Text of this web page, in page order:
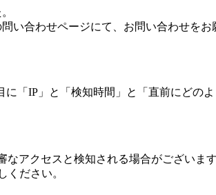
い合わせページにて、お問い合わせをお
「IP」と「検知時間」と「直前にどの
アクセスと検知される場合がございます
ください。